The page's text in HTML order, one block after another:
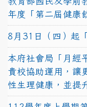
年度「第二屆健康
8月31日（四）起
本府社會局「月經
貴校協助運用，讓
性生理健康，並提